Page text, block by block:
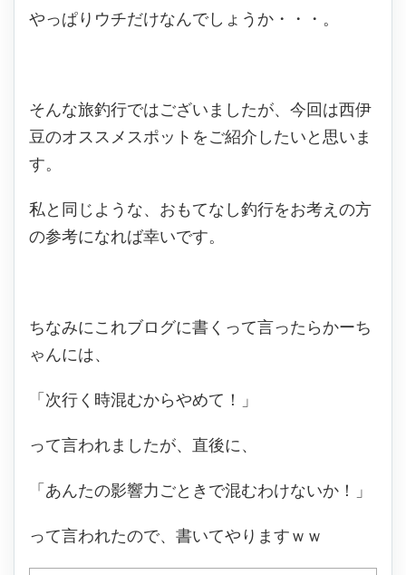
やっぱりウチだけなんでしょうか・・・。
そんな旅釣行ではございましたが、今回は西伊
豆のオススメスポットをご紹介したいと思いま
す。
私と同じような、おもてなし釣行をお考えの方
の参考になれば幸いです。
ちなみにこれブログに書くって言ったらかーち
ゃんには、
「次行く時混むからやめて！」
って言われましたが、直後に、
「あんたの影響力ごときで混むわけないか！」
って言われたので、書いてやりますｗｗ